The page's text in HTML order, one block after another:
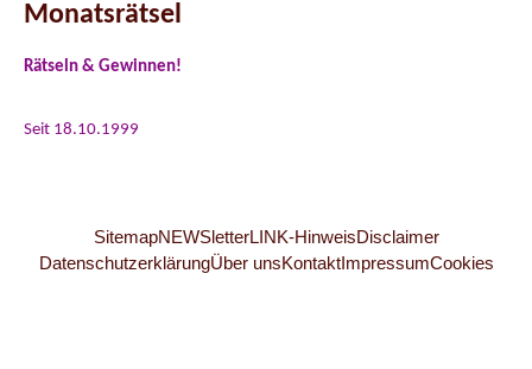
Monatsrätsel
Rätseln & Gewinnen!
Seit 18.10.1999
SitemapNEWSletterLINK-HinweisDisclaimer
DatenschutzerklärungÜber unsKontaktImpressumCookies